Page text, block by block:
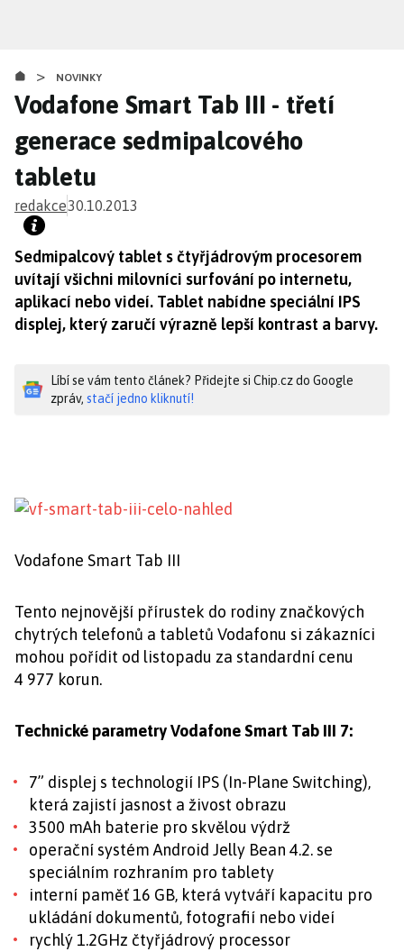
obsahu
> NOVINKY
Vodafone Smart Tab III - třetí
generace sedmipalcového
tabletu
redakce30.10.2013
Sedmipalcový tablet s čtyřjádrovým procesorem
uvítají všichni milovníci surfování po internetu,
aplikací nebo videí. Tablet nabídne speciální IPS
displej, který zaručí výrazně lepší kontrast a barvy.
Líbí se vám tento článek? Přidejte si Chip.cz do Google
zpráv, stačí jedno kliknutí!
Vodafone Smart Tab III
Tento nejnovější přírustek do rodiny značkových
chytrých telefonů a tabletů Vodafonu si zákazníci
mohou pořídit od listopadu za standardní cenu
4 977 korun.
Technické parametry Vodafone Smart Tab III 7:
7” displej s technologií IPS (In-Plane Switching),
která zajistí jasnost a živost obrazu
3500 mAh baterie pro skvělou výdrž
operační systém Android Jelly Bean 4.2. se
speciálním rozhraním pro tablety
interní paměť 16 GB, která vytváří kapacitu pro
ukládání dokumentů, fotografií nebo videí
rychlý 1.2GHz čtyřjádrový processor